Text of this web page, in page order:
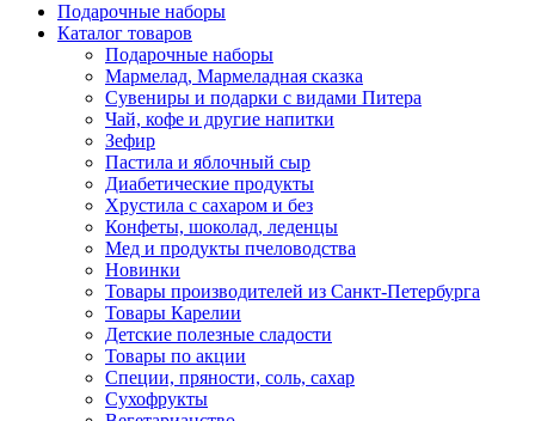
Подарочные наборы
Каталог товаров
Подарочные наборы
Мармелад, Мармеладная сказка
Сувениры и подарки с видами Питера
Чай, кофе и другие напитки
Зефир
Пастила и яблочный сыр
Диабетические продукты
Хрустила с сахаром и без
Конфеты, шоколад, леденцы
Мед и продукты пчеловодства
Новинки
Товары производителей из Санкт-Петербурга
Товары Карелии
Детские полезные сладости
Товары по акции
Специи, пряности, соль, сахар
Сухофрукты